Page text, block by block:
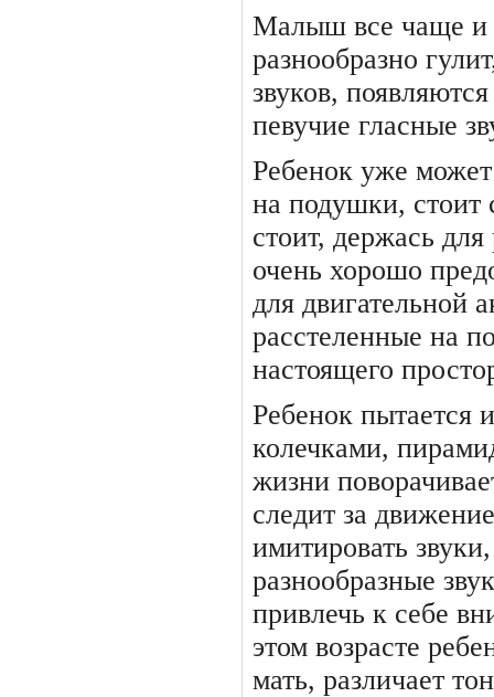
Малыш все чаще и
разно­образно
звуков,
певучие гласные
Ребенок уже
на подушки, стоит
стоит, держась
очень хорошо
для двигательной
расстеленные на
настоящего
Ребенок пытается
колечками,
жизни
следит за
имитировать
разнообразные
при­влечь к себе
этом возрасте
мать, различает